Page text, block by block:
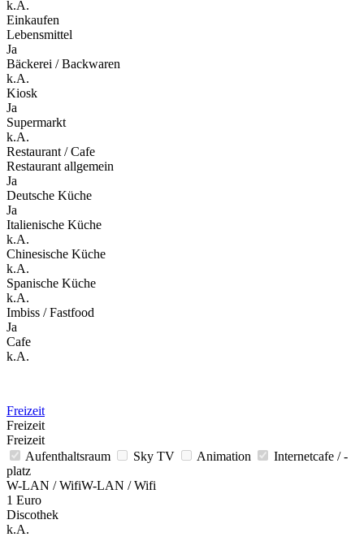
k.A.
Einkaufen
Lebensmittel
Ja
Bäckerei / Backwaren
k.A.
Kiosk
Ja
Supermarkt
k.A.
Restaurant / Cafe
Restaurant allgemein
Ja
Deutsche Küche
Ja
Italienische Küche
k.A.
Chinesische Küche
k.A.
Spanische Küche
k.A.
Imbiss / Fastfood
Ja
Cafe
k.A.
Freizeit
Freizeit
Freizeit
Aufenthaltsraum
Sky TV Animation
Internetcafe / -
platz
W-LAN / WifiW-LAN / Wifi
1 Euro
Discothek
k.A.